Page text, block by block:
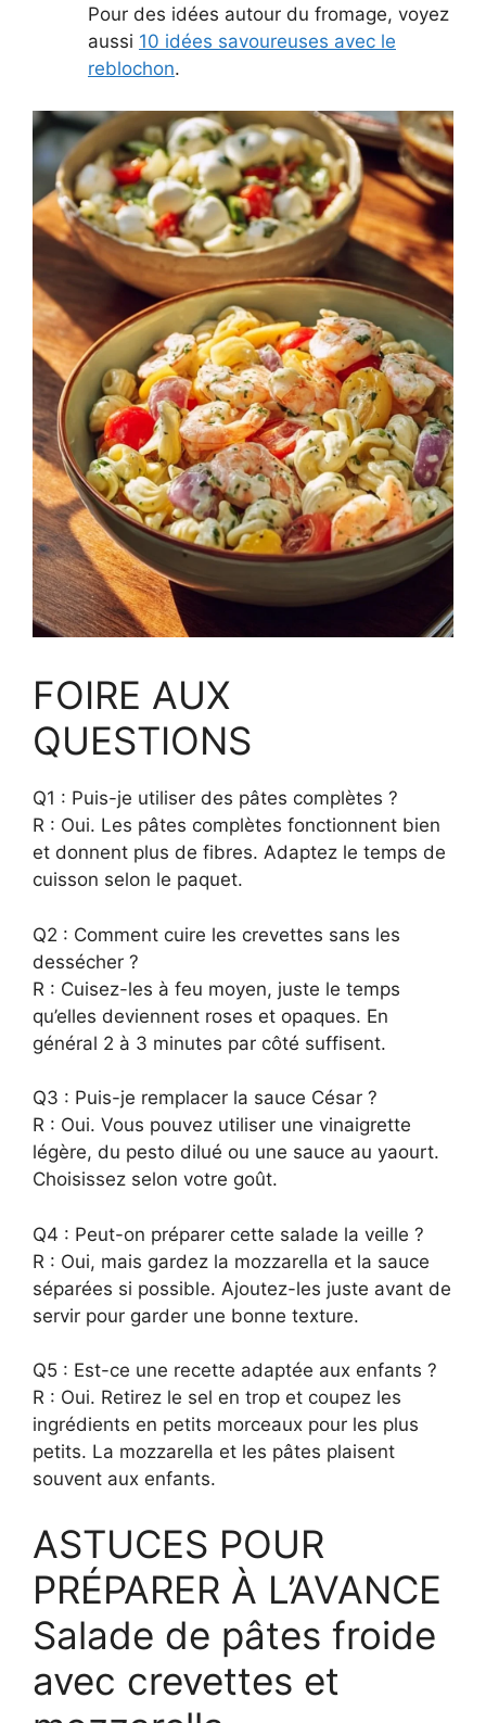
Pour des idées autour du fromage, voyez
aussi 10 idées savoureuses avec le
reblochon.
FOIRE AUX
QUESTIONS
Q1 : Puis-je utiliser des pâtes complètes ?
R : Oui. Les pâtes complètes fonctionnent bien
et donnent plus de fibres. Adaptez le temps de
cuisson selon le paquet.
Q2 : Comment cuire les crevettes sans les
dessécher ?
R : Cuisez-les à feu moyen, juste le temps
qu’elles deviennent roses et opaques. En
général 2 à 3 minutes par côté suffisent.
Q3 : Puis-je remplacer la sauce César ?
R : Oui. Vous pouvez utiliser une vinaigrette
légère, du pesto dilué ou une sauce au yaourt.
Choisissez selon votre goût.
Q4 : Peut-on préparer cette salade la veille ?
R : Oui, mais gardez la mozzarella et la sauce
séparées si possible. Ajoutez-les juste avant de
servir pour garder une bonne texture.
Q5 : Est-ce une recette adaptée aux enfants ?
R : Oui. Retirez le sel en trop et coupez les
ingrédients en petits morceaux pour les plus
petits. La mozzarella et les pâtes plaisent
souvent aux enfants.
ASTUCES POUR
PRÉPARER À L’AVANCE
Salade de pâtes froide
avec crevettes et